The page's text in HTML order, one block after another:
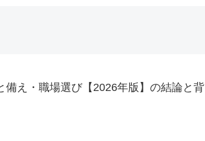
え・職場選び【2026年版】の結論と背